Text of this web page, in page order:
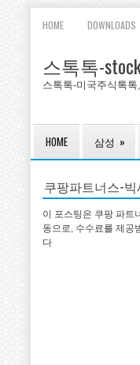
HOME DOWNLOADS
스톡톡-
스톡톡-미국주식톡
HOME 삼성 »
쿠팡파트너스-빅
이 포스팅은 쿠팡 파트
동으로, 수수료를 제공
다